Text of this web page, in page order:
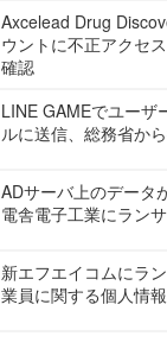
Axcelead Drug
ウントに不正アクセ
確認
LINE GAMEでユーザ
ルに送信、総務省か
ADサーバ上のデータ
電舎電子工業にラン
新エフエイコムにラ
業員に関する個人情